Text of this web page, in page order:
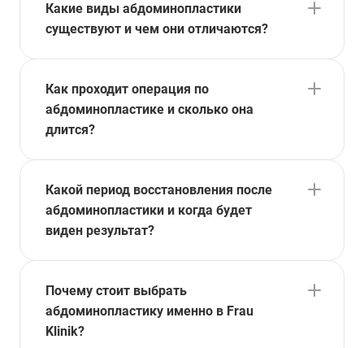
Какие виды абдоминопластики
существуют и чем они отличаются?
Как проходит операция по
абдоминопластике и сколько она
длится?
Какой период восстановления после
абдоминопластики и когда будет
виден результат?
Почему стоит выбрать
абдоминопластику именно в Frau
Klinik?